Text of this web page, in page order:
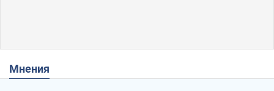
Мнения